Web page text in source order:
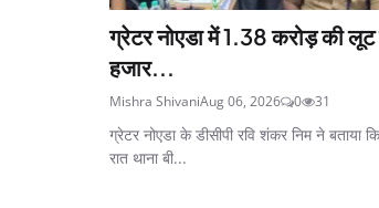
ग्रेटर नोएडा में 1.38 करोड़ की
हजार...
Mishra ShivaniAug 06, 2026 0 31
ग्रेटर नोएडा के डीसीपी रवि शंकर निम ने
रात थाना बी...